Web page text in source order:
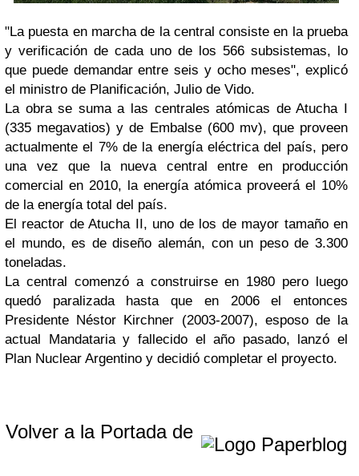
"La puesta en marcha de la central consiste en la prueba
y verificación de cada uno de los 566 subsistemas, lo
que puede demandar entre seis y ocho meses", explicó
el ministro de Planificación, Julio de Vido.
La obra se suma a las centrales atómicas de Atucha I
(335 megavatios) y de Embalse (600 mv), que proveen
actualmente el 7% de la energía eléctrica del país, pero
una vez que la nueva central entre en producción
comercial en 2010, la energía atómica proveerá el 10%
de la energía total del país.
El reactor de Atucha II, uno de los de mayor tamaño en
el mundo, es de diseño alemán, con un peso de 3.300
toneladas.
La central comenzó a construirse en 1980 pero luego
quedó paralizada hasta que en 2006 el entonces
Presidente Néstor Kirchner (2003-2007), esposo de la
actual Mandataria y fallecido el año pasado, lanzó el
Plan Nuclear Argentino y decidió completar el proyecto.
Volver a la Portada de